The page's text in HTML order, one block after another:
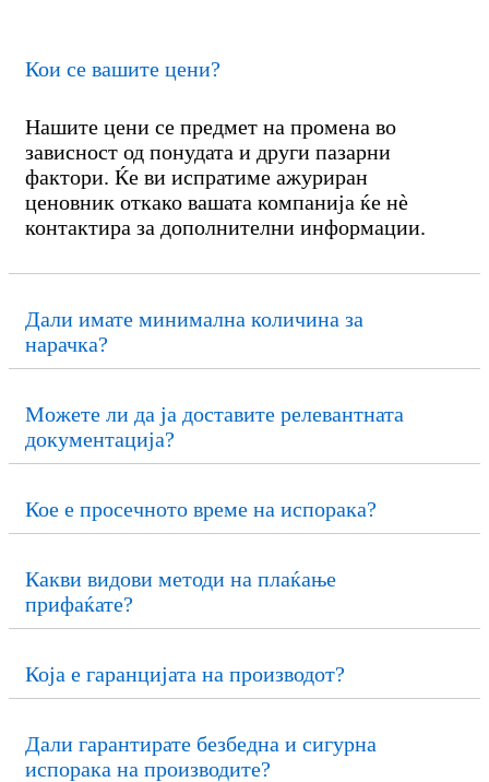
Кои се вашите цени?
Нашите цени се предмет на промена во
зависност од понудата и други пазарни
фактори. Ќе ви испратиме ажуриран
ценовник откако вашата компанија ќе нè
контактира за дополнителни информации.
Дали имате минимална количина за
нарачка?
Можете ли да ја доставите релевантната
документација?
Кое е просечното време на испорака?
Какви видови методи на плаќање
прифаќате?
Која е гаранцијата на производот?
Дали гарантирате безбедна и сигурна
испорака на производите?